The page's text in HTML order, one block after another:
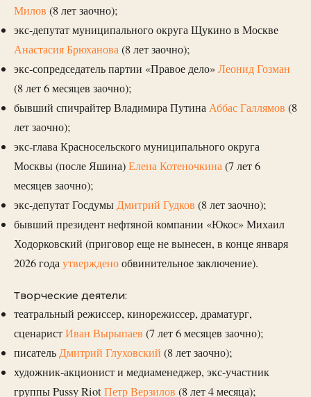
Милов (8 лет заочно);
экс-депутат муниципального округа Щукино в Москве
Анастасия Брюханова(8 лет заочно);
экс-сопредседатель партии «Правое дело» Леонид Гозман
(8 лет 6 месяцев заочно);
бывший спичрайтер Владимира ПутинаАббас Галлямов (8
лет заочно);
экс-глава Красносельского муниципального округа
Москвы (после Яшина)Елена Котеночкина(7 лет 6
месяцев заочно);
экс-депутат ГосдумыДмитрий Гудков (8 лет заочно);
бывший президент нефтяной компании «Юкос» Михаил
Ходорковский (приговор еще не вынесен, в конце января
2026 годаутвержденообвинительное заключение).
Творческие деятели:
театральный режиссер, кинорежиссер, драматург,
сценаристИван Вырыпаев (7 лет 6 месяцев заочно);
писательДмитрий Глуховский (8 лет заочно);
художник-акционист и медиаменеджер, экс-участник
группы Pussy RiotПетр Верзилов (8 лет 4 месяца);